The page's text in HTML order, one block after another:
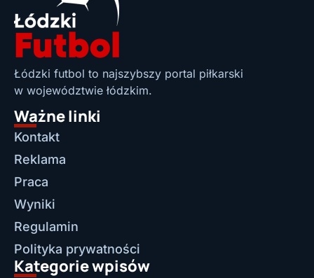
Łódzki futbol to najszybszy portal piłkarski
w województwie łódzkim.
Ważne linki
Kontakt
Reklama
Praca
Wyniki
Regulamin
Polityka prywatności
Kategorie wpisów